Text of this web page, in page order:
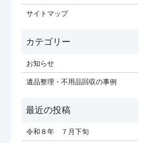
サイトマップ
お知らせ
遺品整理・不用品回収の事例
令和８年 ７月下旬